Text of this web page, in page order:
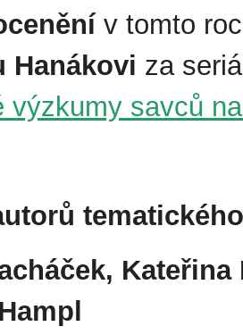
v tomto
Hanákovi za
výzkumy savců